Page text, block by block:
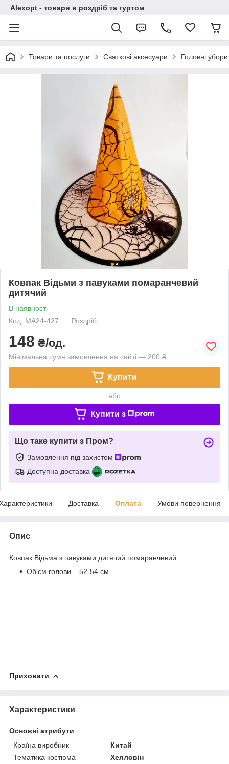
Alexopt - товари в роздріб та гуртом
Товари та послуги Святкові аксесуари Головні убори
Ковпак Відьми з павуками помаранчевий
дитячий
В наявності
Код: MA24-427
Роздріб
148 ₴/од.
Мінімальна сума замовлення на сайті — 200 ₴
Купити
або
Купити з
Що таке купити з Пром?
Замовлення під захистом
Доступна доставка
Доставка Оплата Умови повернення
Опис
Ковпак Відьма з павуками дитячий помаранчевий.
Об'єм голови – 52-54 см.
Приховати
Характеристики
Основні атрибути
Країна виробник
Китай
Тематика костюма
Хелловін